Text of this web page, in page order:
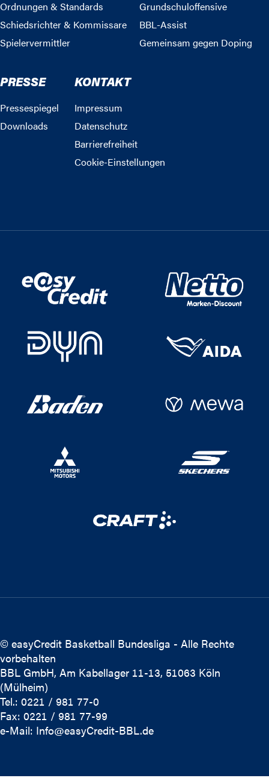
Ordnungen & Standards
Schiedsrichter & Kommissare
Spielervermittler
Grundschuloffensive
BBL-Assist
Gemeinsam gegen Doping
PRESSE
Pressespiegel
Downloads
KONTAKT
Impressum
Datenschutz
Barrierefreiheit
Cookie-Einstellungen
© easyCredit Basketball Bundesliga - Alle Rechte
vorbehalten
BBL GmbH, Am Kabellager 11-13, 51063 Köln
(Mülheim)
Tel.: 0221 / 981 77-0
Fax: 0221 / 981 77-99
e-Mail: Info@easyCredit-BBL.de